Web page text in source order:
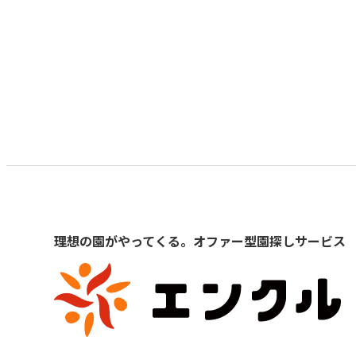
理想の園がやってくる。オファー型園探しサービス